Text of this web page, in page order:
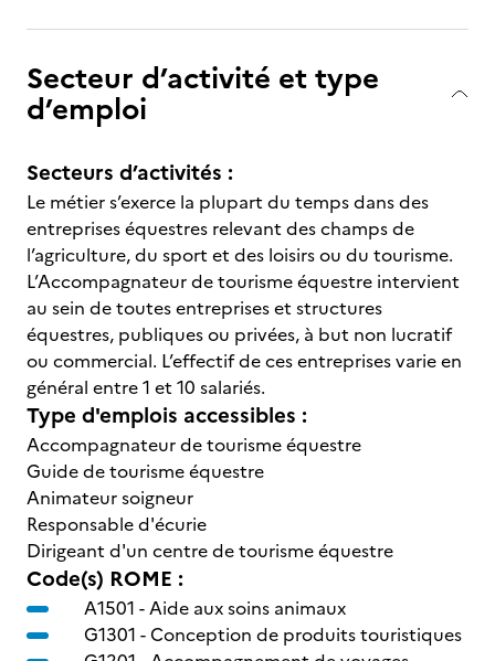
Secteur d’activité et type
d’emploi
Secteurs d’activités :
Le métier s’exerce la plupart du temps dans des
entreprises équestres relevant des champs de
l’agriculture, du sport et des loisirs ou du tourisme.
L’Accompagnateur de tourisme équestre intervient
au sein de toutes entreprises et structures
équestres, publiques ou privées, à but non lucratif
ou commercial. L’effectif de ces entreprises varie en
général entre 1 et 10 salariés.
Type d'emplois accessibles :
Accompagnateur de tourisme équestre
Guide de tourisme équestre
Animateur soigneur
Responsable d'écurie
Dirigeant d'un centre de tourisme équestre
Code(s) ROME :
A1501 -Aide aux soins animaux
G1301 -Conception de produits touristiques